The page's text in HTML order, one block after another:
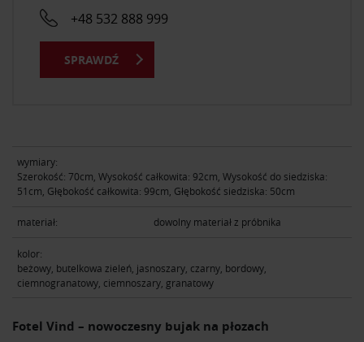
wymiary:
Szerokość: 70cm, Wysokość całkowita: 92cm, Wysokość do siedziska:
51cm, Głębokość całkowita: 99cm, Głębokość siedziska: 50cm
materiał: dowolny materiał z próbnika
kolor:
beżowy, butelkowa zieleń, jasnoszary, czarny, bordowy,
ciemnogranatowy, ciemnoszary, granatowy
Fotel Vind – nowoczesny bujak na płozach
+48 532 888 999
SPRAWDŹ